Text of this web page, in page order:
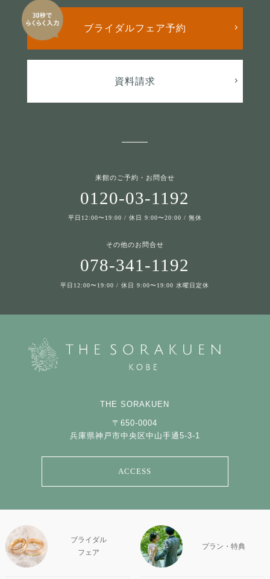
ブライダルフェア予約
資料請求
来館のご予約・お問合せ
0120-03-1192
平日12:00〜19:00 / 休日 9:00〜20:00 / 無休
その他のお問合せ
078-341-1192
平日12:00〜19:00 / 休日 9:00〜19:00 水曜日定休
THE SORAKUEN
〒650-0004
兵庫県神戸市中央区中山手通5-3-1
ACCESS
ブライダル
フェア
プラン・特典